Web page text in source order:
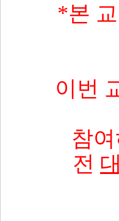
*본
이번
참
전